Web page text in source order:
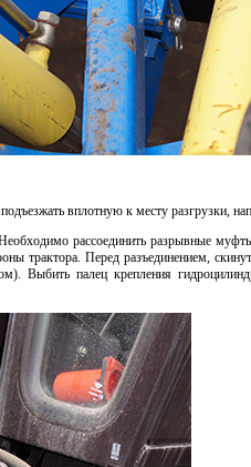
вплотную к месту разгрузки,
рассоединить разрывные
трактора. Перед разъединением,
Выбить палец крепления